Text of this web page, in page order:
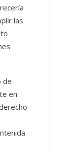
las
de
en